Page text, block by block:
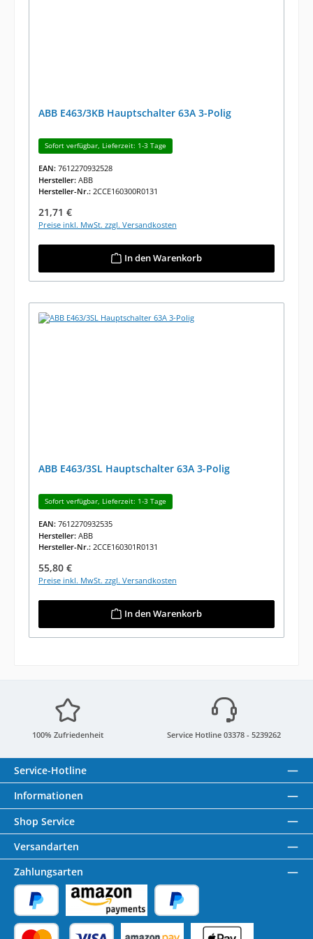
ABB E463/3KB Hauptschalter 63A 3-Polig
Sofort verfügbar, Lieferzeit: 1-3 Tage
EAN: 7612270932528
Hersteller: ABB
Hersteller-Nr.: 2CCE160300R0131
Regulärer Preis:
21,71 €
Preise inkl. MwSt. zzgl. Versandkosten
In den Warenkorb
ABB E463/3SL Hauptschalter 63A 3-Polig
Sofort verfügbar, Lieferzeit: 1-3 Tage
EAN: 7612270932535
Hersteller: ABB
Hersteller-Nr.: 2CCE160301R0131
Regulärer Preis:
55,80 €
Preise inkl. MwSt. zzgl. Versandkosten
In den Warenkorb
100% Zufriedenheit Service Hotline 03378 - 5239262
Service-Hotline
Informationen
Shop Service
Versandarten
Zahlungsarten
PayPal Amazon Pay Später Bezahlen